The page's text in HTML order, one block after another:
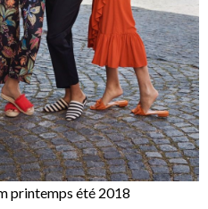
printemps été 2018